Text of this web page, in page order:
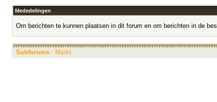
Mededelingen
Om berichten te kunnen plaatsen in dit forum en om berichten in de
Subforums : Markt